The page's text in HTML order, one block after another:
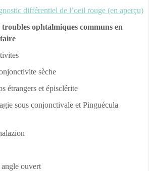
différentiel de l’oeil rouge (en aperçu)
ophtalmiques communs en
sèche
étrangers et épisclérite
sous conjonctivale et Pinguécula
ouvert